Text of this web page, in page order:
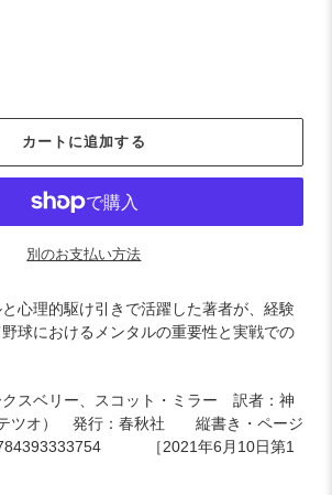
カートに追加する
別のお支払い方法
心理的駆け引きで活躍した著者が、経験
球におけるメンタルの重要性と実戦での
スベリー、 スコット・ミラー 訳者：神
ツオ） 発行：春秋社 縦書き・ページ
［2021年6月10日第1